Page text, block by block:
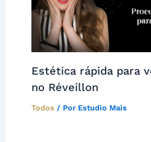
Estética rápida para
no Réveillon
Todos/ Por Estudio Mais